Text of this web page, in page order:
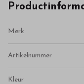
Merk
Artikelnummer
Kleur